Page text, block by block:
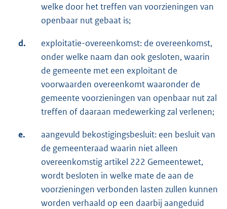
welke door het treffen van voorzieningen van
openbaar nut gebaat is;
d.
exploitatie-overeenkomst: de overeenkomst,
onder welke naam dan ook gesloten, waarin
de gemeente met een exploitant de
voorwaarden overeenkomt waaronder de
gemeente voorzieningen van openbaar nut zal
treffen of daaraan medewerking zal verlenen;
e.
aangevuld bekostigingsbesluit: een besluit van
de gemeenteraad waarin niet alleen
overeenkomstig artikel 222 Gemeentewet,
wordt besloten in welke mate de aan de
voorzieningen verbonden lasten zullen kunnen
worden verhaald op een daarbij aangeduid